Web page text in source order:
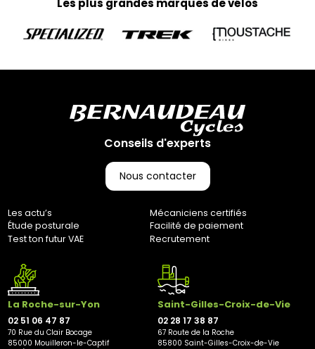
Votre colis vous parviendra en moyenne sous 3 à 10 jours
ouvrés. (Pas d’expédition les week-ends et jours fériés)
(CGV), les frais de retour sont à votre charge, sauf en cas
marketing@bernaudeaucycles.fr.
70 rue du Clair Bocage
85000, Mouilleron-Le-Captif
Les plus grandes marques de vélos
Conseils d'experts
Nous contacter
Les actu’s
Mécaniciens certifiés
Étude posturale
Facilité de paiement
Test ton futur VAE
Recrutement
La Roche-sur-Yon
02 51 06 47 87
70 Rue du Clair Bocage
85000 Mouilleron-le-Captif
Saint-Gilles-Croix-de-Vie
02 28 17 38 87
67 Route de la Roche
85800 Saint-Gilles-Croix-de-Vie